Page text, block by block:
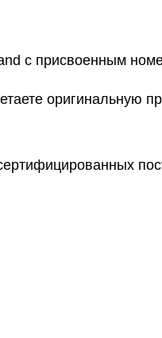
с присвоенным
оригинальную